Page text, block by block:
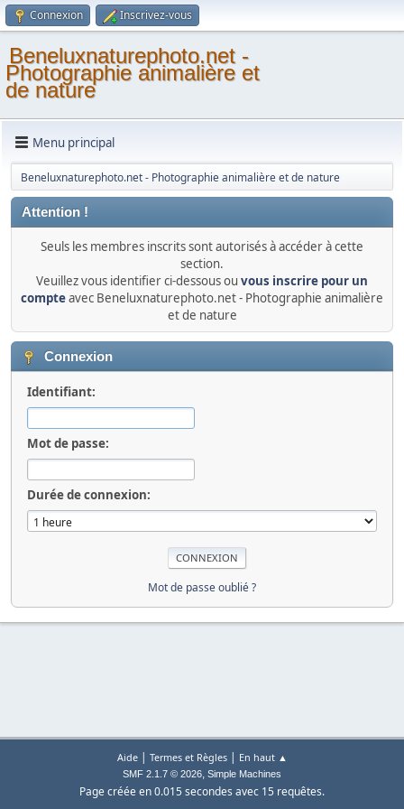
Connexion Inscrivez-vous
Beneluxnaturephoto.net -
Photographie animalière et
de nature
Menu principal
Beneluxnaturephoto.net - Photographie animalière et de nature
Attention !
Seuls les membres inscrits sont autorisés à accéder à cette
section.
Veuillez vous identifier ci-dessous ou vous inscrire pour un
compteavec Beneluxnaturephoto.net - Photographie animalière
et de nature
Connexion
Identifiant:
Mot de passe:
Durée de connexion:
Mot de passe oublié ?
Aide| Termes et Règles| En haut ▲
SMF 2.1.7 © 2026, Simple Machines
Page créée en 0.015 secondes avec 15 requêtes.